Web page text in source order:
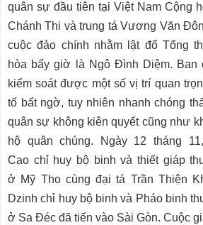
quân sự đầu tiên tại Việt Nam Cộng
Chánh Thi và trung tá Vương Văn
cuộc đảo chính nhằm lật đổ Tổng
hòa bấy giờ là Ngô Đình Diệm. Ban
kiểm soát được một số vị trí quan
tố bất ngờ, tuy nhiên nhanh chóng
quân sự không kiên quyết cũng như
hộ quân chúng. Ngày 12 tháng
Cao chỉ huy bộ binh và thiết giáp
ở Mỹ Tho cùng đại tá Trần Thiện
Dzinh chỉ huy bộ binh và Pháo binh
ở Sa Đéc đã tiến vào Sài Gòn. Cuộc